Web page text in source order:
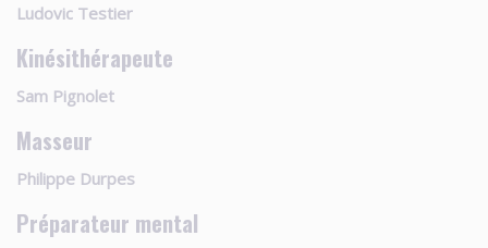
Ludovic Testier
Kinésithérapeute
Sam Pignolet
Masseur
Philippe Durpes
Préparateur mental